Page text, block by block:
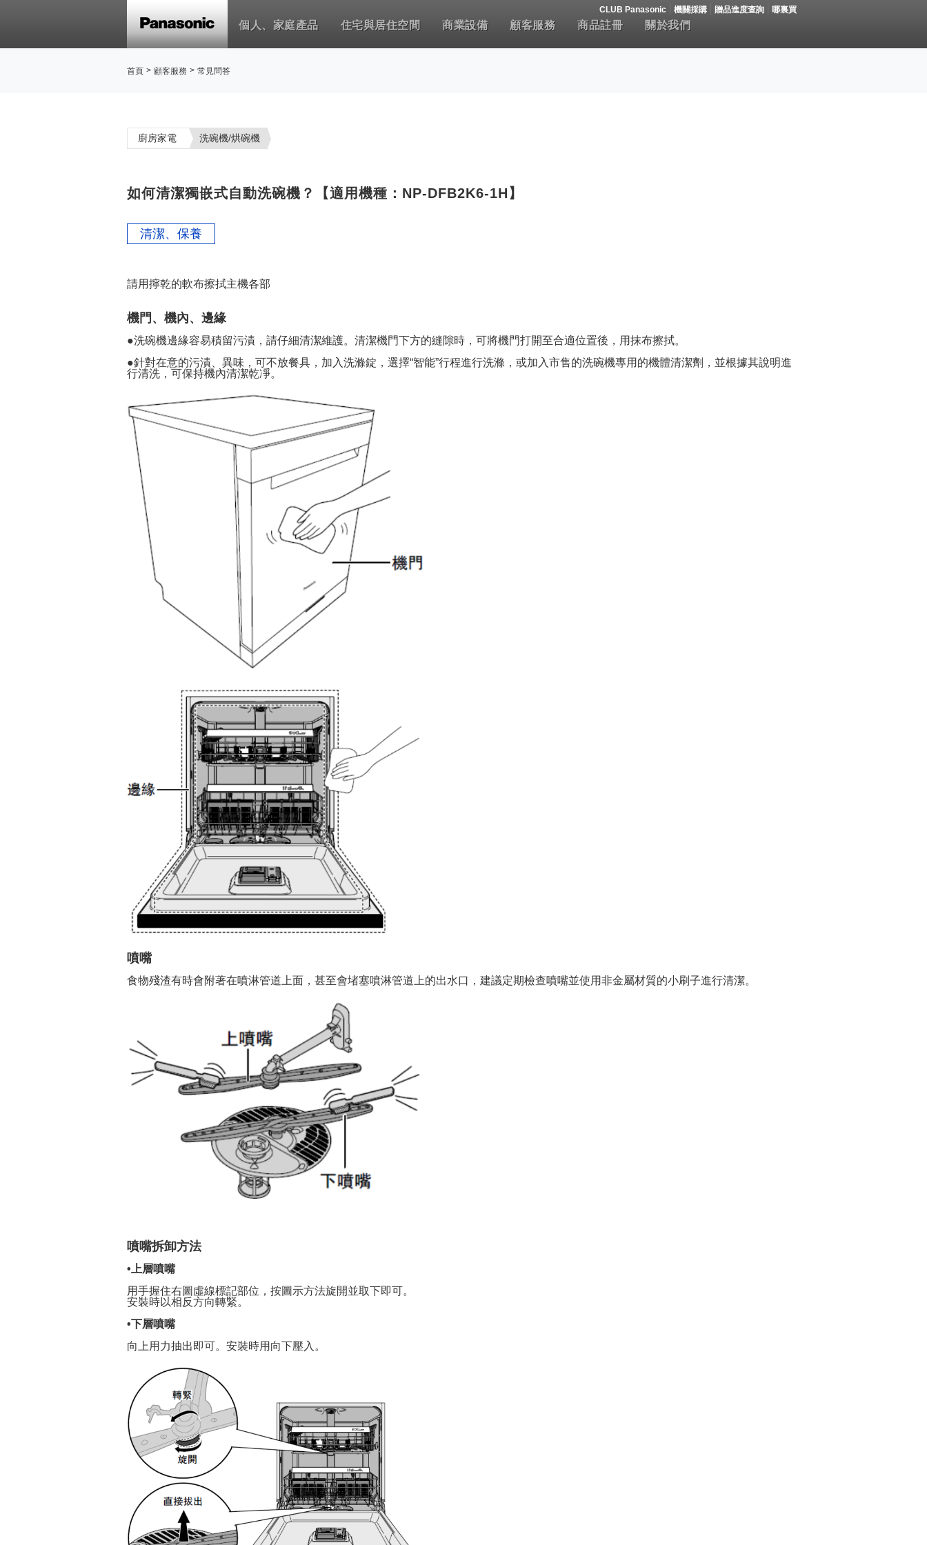
CLUB Panasonic 機關採購 贈品進度查詢 哪裏買
個人、家庭產品 住宅與居住空間 商業設備 顧客服務 商品註冊 關於我們
首頁 > 顧客服務 > 常見問答
廚房家電 洗碗機/烘碗機
如何清潔獨嵌式自動洗碗機？【適用機種：NP-DFB2K6-1H】
清潔、保養
請用擰乾的軟布擦拭主機各部
機門、機內、邊緣
●洗碗機邊緣容易積留污漬，請仔細清潔維護。清潔機門下方的縫隙時，可將機門打開至合適位置後，用抹布擦拭。
●針對在意的污漬、異味，可不放餐具，加入洗滌錠，選擇“智能”行程進行洗滌，或加入市售的洗碗機專用的機體清潔劑，並根據其說明進
行清洗，可保持機內清潔乾凈。
噴嘴
食物殘渣有時會附著在噴淋管道上面，甚至會堵塞噴淋管道上的出水口，建議定期檢查噴嘴並使用非金屬材質的小刷子進行清潔。
噴嘴拆卸方法
•上層噴嘴
用手握住右圖虛線標記部位，按圖示方法旋開並取下即可。
安裝時以相反方向轉緊。
•下層噴嘴
向上用力抽出即可。安裝時用向下壓入。